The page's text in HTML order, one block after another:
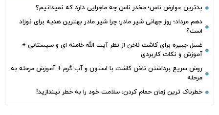
بدترین عوارض ناس؛ مخدر ناس چه ماجرایی دارد که نمیدانیم؟
دهم مرداد؛ روز جهانی شیر مادر؛ چرا شیر مادر بهترین هدیه برای نوزاد
است؟
غسل جبیره برای کاشت ناخن از نظر آیت الله خامنه ای و سیستانی +
آموزش و نکات کاربردی
روش سریع برداشتن ناخن کاشت با استون و آب گرم + آموزش مرحله به
مرحله
خطرناک‌ ترین زمان‌ حمام کردن؛ سلامت خود را به خطر نیندازید!